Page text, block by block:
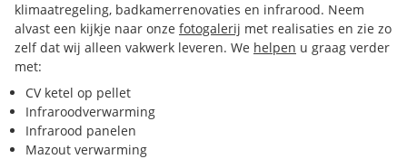
klimaatregeling, badkamerrenovaties en infrarood. Neem
alvast een kijkje naar onze fotogalerij met realisaties en zie zo
zelf dat wij alleen vakwerk leveren. We helpen u graag verder
met:
CV ketel op pellet
Infraroodverwarming
Infrarood panelen
Mazout verwarming